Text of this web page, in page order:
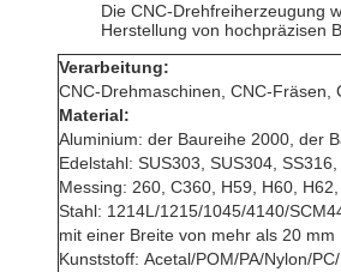
Die CNC-Drehfreiherzeugung
Herstellung von hochpräzisen
Verarbeitung:
CNC-Drehmaschinen, CNC-Fräsen,
Material:
Aluminium: der Baureihe 2000, der
Edelstahl: SUS303, SUS304,
Messing: 260, C360, H59, H60,
Stahl: 1214L/1215/1045/4140/
mit einer Breite von mehr als 20 mm
Kunststoff: Acetal/POM/PA/Nylon/